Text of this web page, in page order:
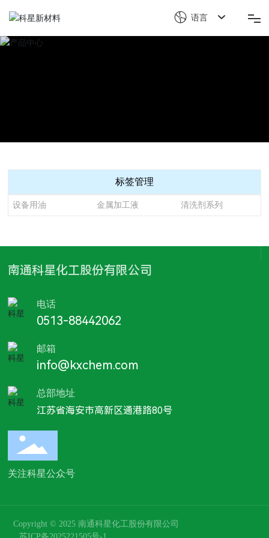
新闻中心
客户与支持
联系我们
语言
标签管理
设备用油 金属加工液 清洗剂系列
南通科星化工股份有限公司
电话
0513-88442062
邮箱
info@kxchem.com
总部地址
江苏省海安市高新区通港路80号
关注科星公众号
Copyright © 2025 南通科星化工股份有限公司